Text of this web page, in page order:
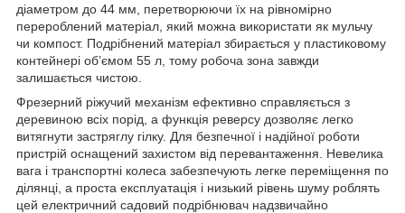
діаметром до 44 мм, перетворюючи їх на рівномірно
перероблений матеріал, який можна використати як мульчу
чи компост. Подрібнений матеріал збирається у пластиковому
контейнері об’ємом 55 л, тому робоча зона завжди
залишається чистою.
Фрезерний ріжучий механізм ефективно справляється з
деревиною всіх порід, а функція реверсу дозволяє легко
витягнути застряглу гілку. Для безпечної і надійної роботи
пристрій оснащений захистом від перевантаження. Невелика
вага і транспортні колеса забезпечують легке переміщення по
ділянці, а проста експлуатація і низький рівень шуму роблять
цей електричний садовий подрібнювач надзвичайно